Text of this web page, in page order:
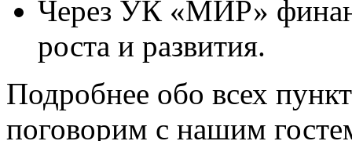
Через УК «МИР»
роста и развития.
Подробнее обо всех
поговорим с нашим